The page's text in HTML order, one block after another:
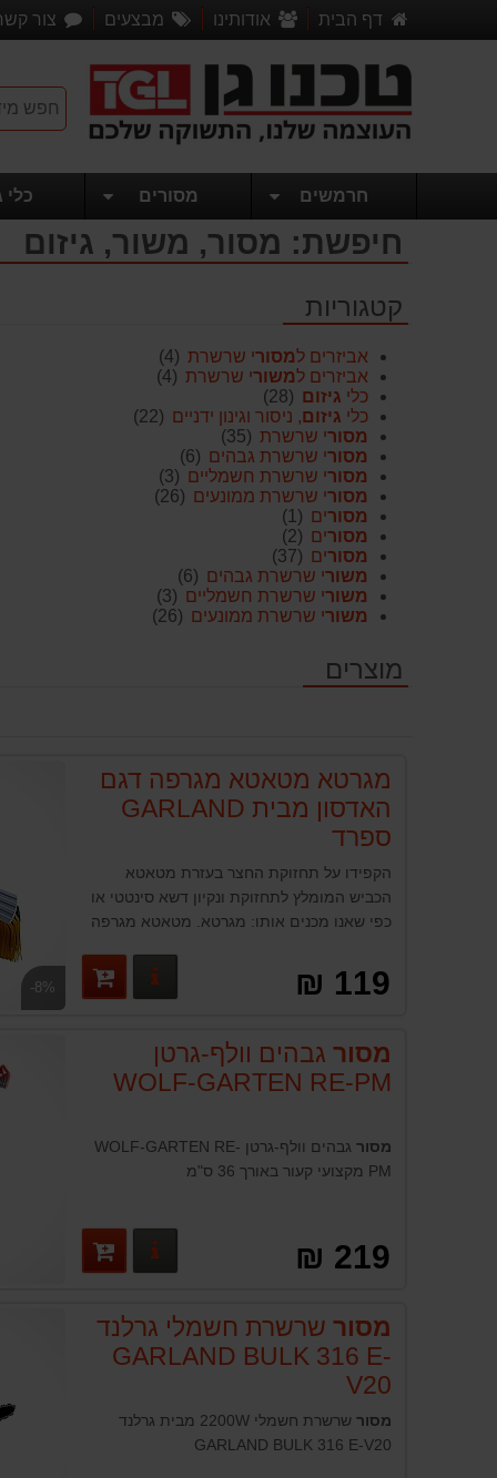
דף הבית אודותינו מבצעים צור
חרמשים מסורים כלי
חיפשת: מסור, משור, גיזום
קטגוריות
אביזרים למסורי שרשרת (4)
אביזרים למשורי שרשרת (4)
כלי גיזום (28)
כלי גיזום, ניסור וגינון ידניים (22)
מסורי שרשרת (35)
מסורי שרשרת גבהים (6)
מסורי שרשרת חשמליים (3)
מסורי שרשרת ממונעים (26)
מסורים (1)
מסורים (2)
מסורים (37)
משורי שרשרת גבהים (6)
משורי שרשרת חשמליים (3)
משורי שרשרת ממונעים (26)
מוצרים
-8%
מגרטא מטאטא מגרפה דגם
האדסון מבית GARLAND
ספרד
הקפידו על תחזוקת החצר בעזרת מטאטא
הכביש המומלץ לתחזוקת ונקיון דשא סינטטי או
כפי שאנו מכנים אותו: מגרטא. מטאטא מגרפה
מבית GARLAND
119 ₪ פרטים נוספים
מסורגבהים וולף-גרטן
WOLF-GARTEN RE-PM
מסור
גבהים וולף-גרטן WOLF-GARTEN RE-
PM מקצועי קעור באורך 36 ס"מ
219 ₪ פרטים נוספים
מסורשרשרת חשמלי גרלנד
GARLAND BULK 316 E-
V20
מסור
שרשרת חשמלי 2200W מבית גרלנד
GARLAND BULK 316 E-V20